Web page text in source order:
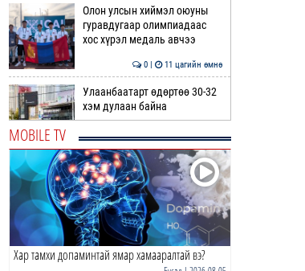
Олон улсын хиймэл оюуны
гуравдугаар олимпиадаас
хос хүрэл медаль авчээ
0 | 11 цагийн өмнө
Улаанбаатарт өдөртөө 30-32
хэм дулаан байна
ДОРНЫН ЗУРХАЙ | Морь,
нохой жилтнээ аливаа үйлийг
хийхэд эерэг сайн
0 | 12 цагийн өмнө
ӨГЛӨӨНИЙ МЭНД!
MOBILE TV
Хар тамхи допаминтай ямар хамааралтай вэ?